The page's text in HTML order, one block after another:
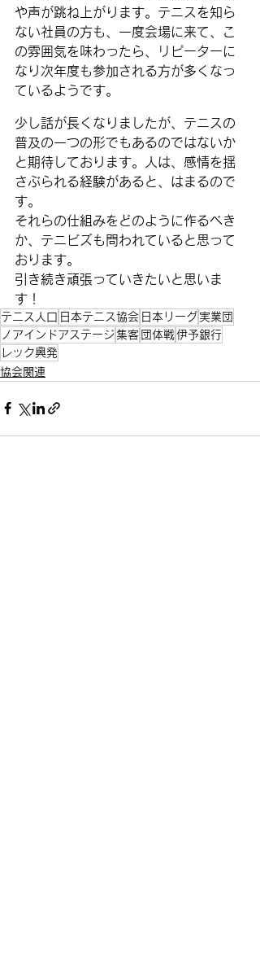
や声が跳ね上がります。テニスを知ら
ない社員の方も、一度会場に来て、こ
の雰囲気を味わったら、リピーターに
なり次年度も参加される方が多くなっ
ているようです。
少し話が長くなりましたが、テニスの
普及の一つの形でもあるのではないか
と期待しております。人は、感情を揺
さぶられる経験があると、はまるので
す。
それらの仕組みをどのように作るべき
か、テニビズも問われていると思って
おります。
引き続き頑張っていきたいと思いま
す！
テニス人口 日本テニス協会 日本リーグ 実業団
ノアインドアステージ集客 団体戦伊予銀行
レック興発
協会関連